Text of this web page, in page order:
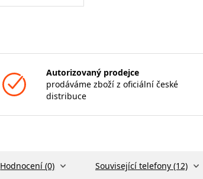
Autorizovaný prodejce
prodáváme zboží z oficiální české
distribuce
Hodnocení (0) Související telefony (12)